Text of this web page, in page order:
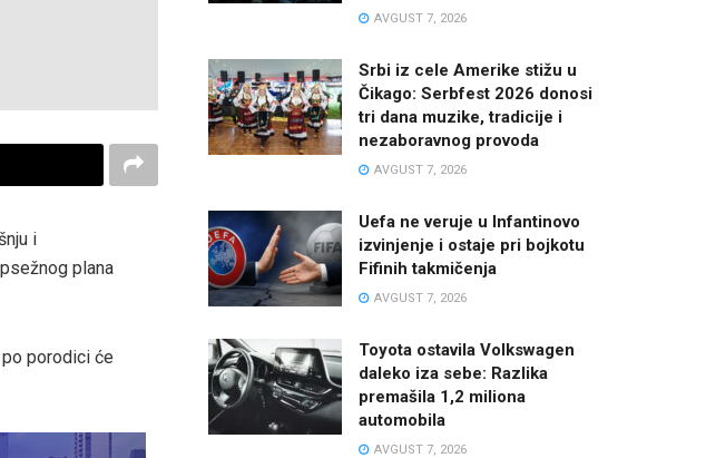
i
plana
porodici će
AVGUST 7, 2026
Srbi iz cele Amerike stižu u
Čikago: Serbfest 2026 donosi
tri dana muzike, tradicije i
nezaboravnog provoda
AVGUST 7, 2026
Uefa ne veruje u Infantinovo
izvinjenje i ostaje pri bojkotu
Fifinih takmičenja
AVGUST 7, 2026
Toyota ostavila Volkswagen
daleko iza sebe: Razlika
premašila 1,2 miliona
automobila
AVGUST 7, 2026